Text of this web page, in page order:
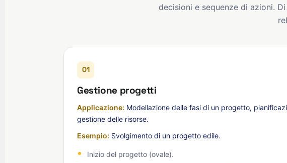
decisioni e sequenze di azioni.
01
Gestione progetti
Applicazione: Modellazione delle fasi di un progetto,
gestione delle risorse.
Esempio: Svolgimento di un progetto edile.
Inizio del progetto (ovale).